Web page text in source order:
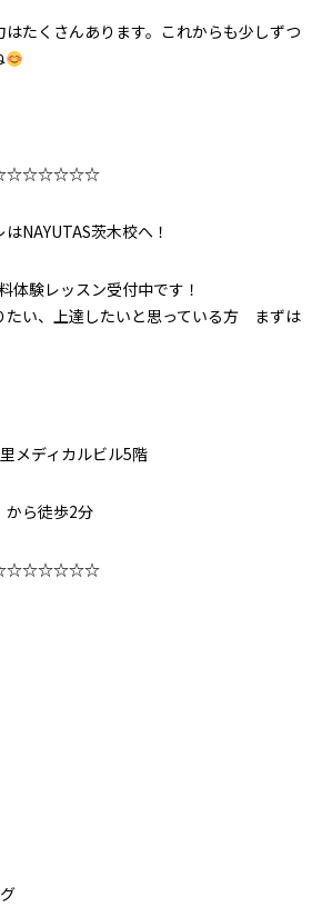
たくさんあります。これからも少しずつ
NAYUTAS茨木校へ！
体験レッスン受付中です！
たい、上達したいと思っている方 まずは
メディカルビル5階
から徒歩2分